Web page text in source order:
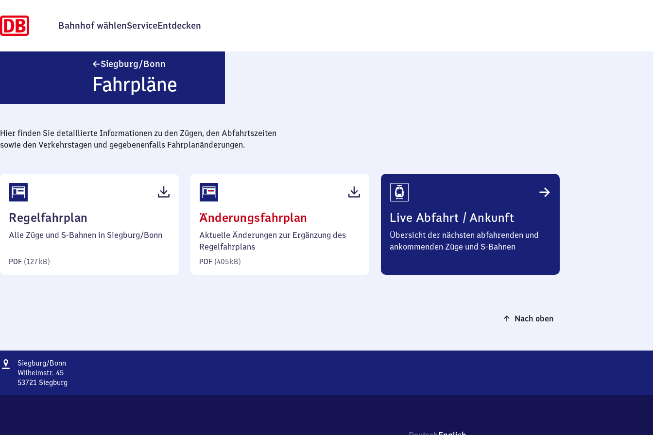
Bahnhof wählenServiceEntdecken
Siegburg/​Bonn
Fahrpläne
Hier finden Sie detaillierte Informationen zu den Zügen, den Abfahrtszeiten
sowie den Verkehrstagen und gegebenenfalls Fahrplanänderungen.
Regelfahrplan
127
Alle Züge und S-Bahnen in Siegburg/​Bonn
PDF (127 kB)
Änderungsfahrplan
405
Aktuelle Änderungen zur Ergänzung des
Regelfahrplans
PDF (405 kB)
Live Abfahrt / Ankunft
Übersicht der nächsten abfahrenden und
ankommenden Züge und S-Bahnen
Nach oben
Adresse
Siegburg/​Bonn
Wilhelmstr. 45
53721 Siegburg